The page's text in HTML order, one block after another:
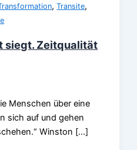
,Transite,
siegt. Zeitqualität
Menschen über eine
sich auf und gehen
Winston […]